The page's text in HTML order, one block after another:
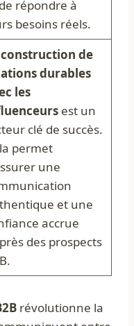
répondre à
besoins réels.
construction de
durables
les
est un
clé de succès.
permet
une
et une
accrue
des prospects
révolutionne la